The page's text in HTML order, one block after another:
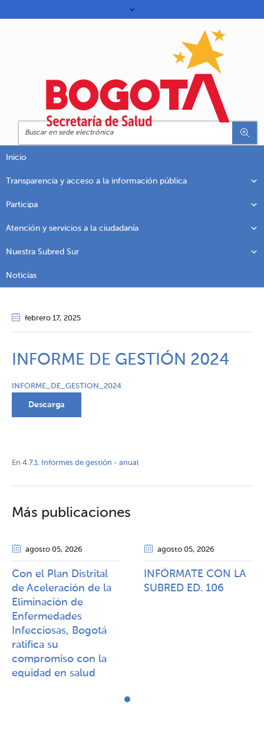
Inicio
Transparencia y acceso a la información pública
Participa
Atención y servicios a la ciudadanía
Nuestra Subred Sur
Noticias
febrero 17, 2025
INFORME DE GESTIÓN 2024
INFORME_DE_GESTION_2024
Descarga
En 4.7.1. Informes de gestión - anual
Más publicaciones
agosto 05, 2026
Con el Plan Distrital
de Aceleración de la
Eliminación de
Enfermedades
Infecciosas, Bogotá
ratifica su
compromiso con la
equidad en salud
agosto 05, 2026
INFÓRMATE CON LA
SUBRED ED. 106